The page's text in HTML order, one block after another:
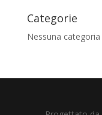
Categorie
Nessuna categoria